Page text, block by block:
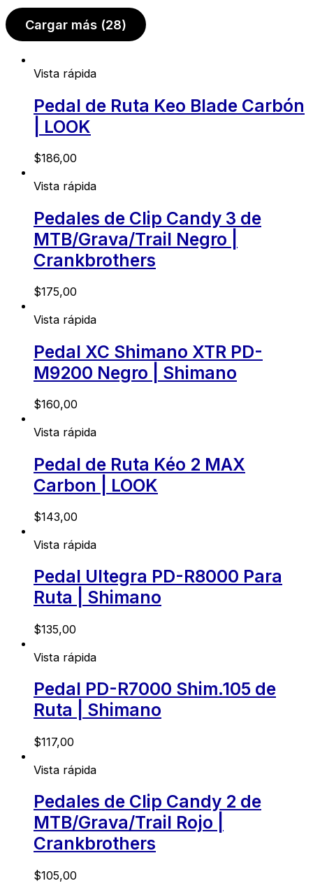
Cargar más (28)
Vista rápida
Pedal de Ruta Keo Blade Carbón
| LOOK
$186,00
Vista rápida
Pedales de Clip Candy 3 de
MTB/Grava/Trail Negro |
Crankbrothers
$175,00
Vista rápida
Pedal XC Shimano XTR PD-
M9200 Negro | Shimano
$160,00
Vista rápida
Pedal de Ruta Kéo 2 MAX
Carbon | LOOK
$143,00
Vista rápida
Pedal Ultegra PD-R8000 Para
Ruta | Shimano
$135,00
Vista rápida
Pedal PD-R7000 Shim.105 de
Ruta | Shimano
$117,00
Vista rápida
Pedales de Clip Candy 2 de
MTB/Grava/Trail Rojo |
Crankbrothers
$105,00